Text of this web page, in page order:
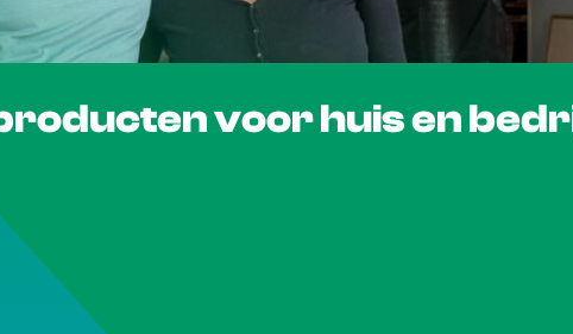
voor huis en